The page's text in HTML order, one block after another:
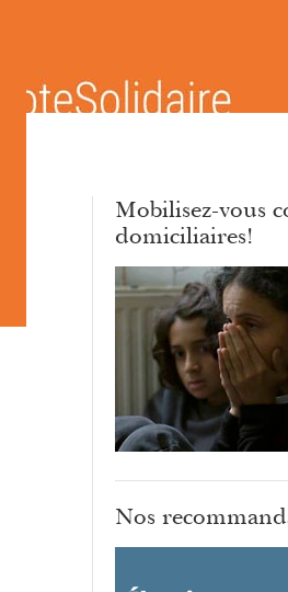
Mobilisez-vous
domiciliaires!
Nos